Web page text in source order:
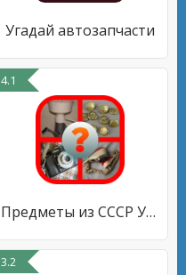
Угадай автозапчасти
4.1
Предметы из СССР Угадай их все
3.2